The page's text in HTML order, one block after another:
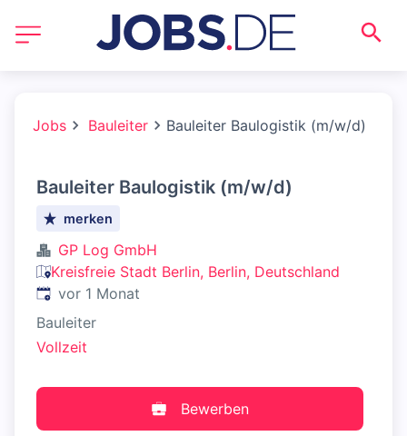
Jobs Bauleiter Bauleiter Baulogistik (m/w/d)
Bauleiter Baulogistik (m/w/d)
merken
GP Log GmbH
Kreisfreie Stadt Berlin, Berlin, Deutschland
Veröffentlicht:
vor 1 Monat
Bauleiter
Vollzeit
Bewerben